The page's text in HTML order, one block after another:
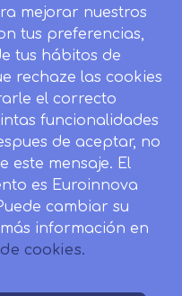
30 EDIFICIO EDUCA
(Granada)
mejorar nuestros
tus preferencias,
tus hábitos de
rechaze las cookies
el correcto
funcionalidades
de aceptar, no
este mensaje. El
es Euroinnova
cambiar su
información en
cookies.